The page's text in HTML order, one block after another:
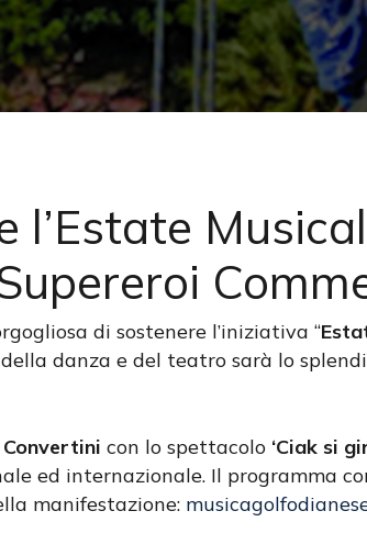
l’Estate
di sostenere l’iniziativa “
danza e del teatro sarà lo
Convertini con lo spettacolo ‘Ciak si
ed internazionale. Il programma
manifestazione: